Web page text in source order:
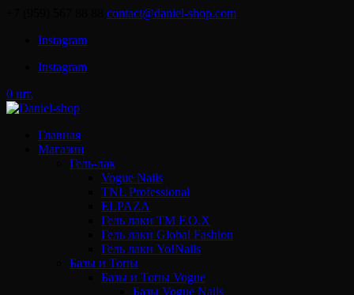
contact@daniel-shop.com
Instagram
Instagram
0 шт.
Главная
Магазин
Гель-лак
Vogue Nails
TNL Professional
ELPAZA
Гель лаки ТМ F.O.X
Гель лаки Global Fashion
Гель лаки Yo!Nails
Базы и Топы
Базы и Топы Vogue
Базы Vogue Nails